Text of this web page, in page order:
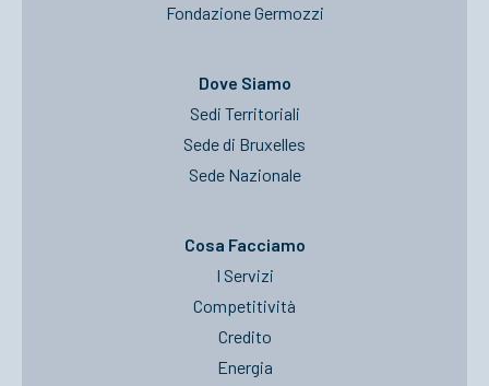
Fondazione Germozzi
Dove Siamo
Sedi Territoriali
Sede di Bruxelles
Sede Nazionale
Cosa Facciamo
I Servizi
Competitività
Credito
Energia